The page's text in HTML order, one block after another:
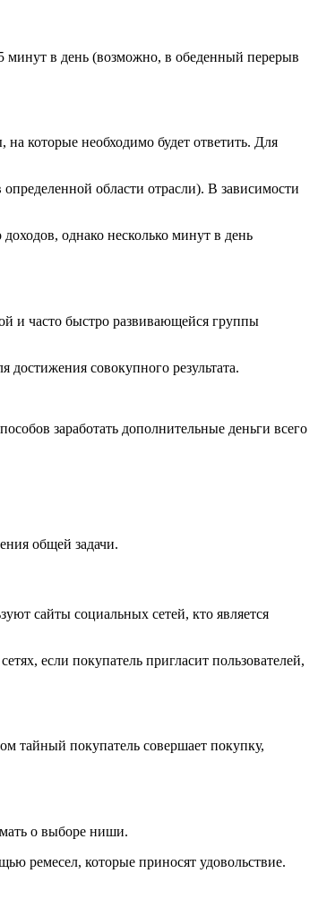
минут в день (возможно, в обеденный перерыв
которые необходимо будет ответить. Для
области отрасли). В зависимости
однако несколько минут в день
и часто быстро развивающейся группы
совокупного результата.
заработать дополнительные деньги всего
общей задачи.
сайты социальных сетей, кто является
если покупатель пригласит пользователей,
тайный покупатель совершает покупку,
о выборе ниши.
ремесел, которые приносят удовольствие.